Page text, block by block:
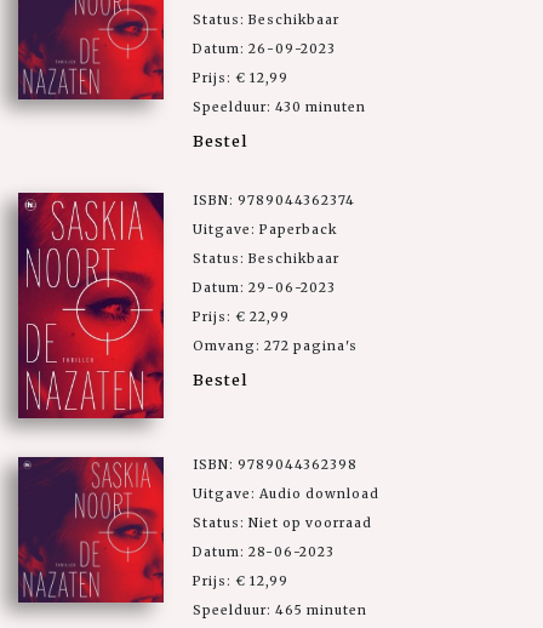
Status: Beschikbaar
Datum: 26-09-2023
Prijs: € 12,99
Speelduur: 430 minuten
Bestel
ISBN: 9789044362374
Uitgave: Paperback
Status: Beschikbaar
Datum: 29-06-2023
Prijs: € 22,99
Omvang: 272 pagina's
Bestel
ISBN: 9789044362398
Uitgave: Audio download
Status: Niet op voorraad
Datum: 28-06-2023
Prijs: € 12,99
Speelduur: 465 minuten